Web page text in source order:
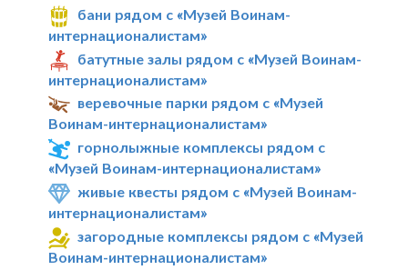
бани рядом с «Музей Воинам-
интернационалистам»
батутные залы рядом с «Музей Воинам-
интернационалистам»
веревочные парки рядом с «Музей
Воинам-интернационалистам»
горнолыжные комплексы рядом с
«Музей Воинам-интернационалистам»
живые квесты рядом с «Музей Воинам-
интернационалистам»
загородные комплексы рядом с «Музей
Воинам-интернационалистам»